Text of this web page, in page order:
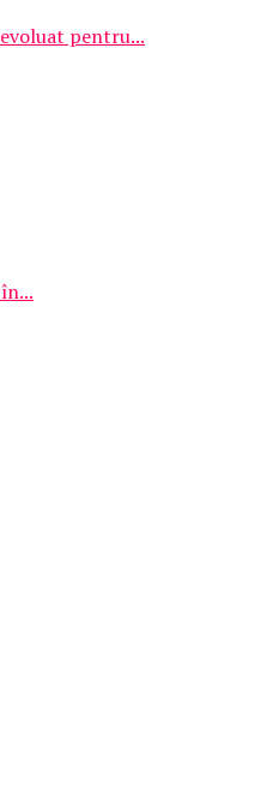
pentru...